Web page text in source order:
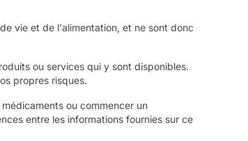
vie et de l'alimentation, et ne sont donc
ou services qui y sont disponibles.
propres risques.
ou commencer un
entre les informations fournies sur ce